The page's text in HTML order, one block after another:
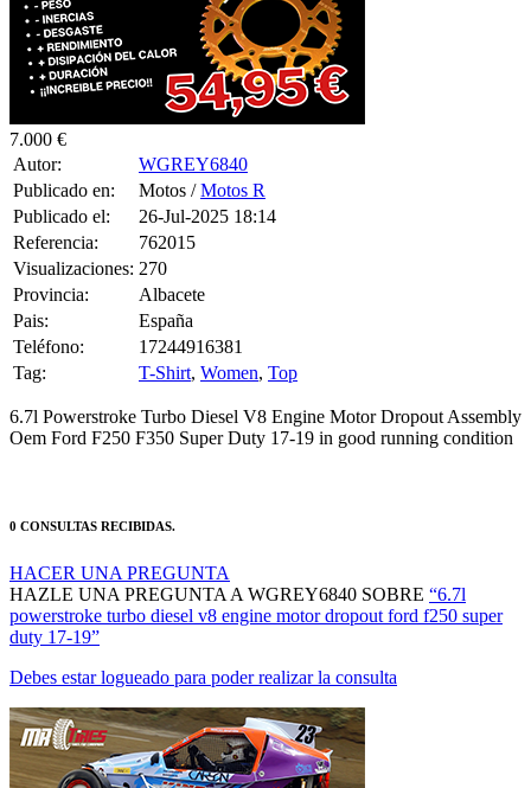
Autor:
Publicado en:
Motos /Motos R
Publicado el:
26-Jul-2025 18:14
Referencia:
762015
Visualizaciones:
270
Provincia:
Albacete
Pais:
España
Teléfono:
17244916381
Tag:
T-Shirt,Women
6.7l Powerstroke Turbo Diesel V8 Engine Motor Dropout Assembly
Oem Ford F250 F350 Super Duty 17-19 in good running condition
HAZLE UNA PREGUNTA A WGREY6840 SOBRE
powerstroke turbo diesel v8 engine motor dropout ford f250 super
duty 17-19”
Debes estar logueado para poder realizar la consulta